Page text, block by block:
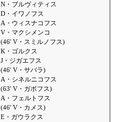
N・ブルヴィティス
D・イワノフス
A・ウィスナコフス
V・マクシメンコ
(46' V・スミルノフス)
K・ゴルクス
J・ジガエフス
(46' V・サバラ)
A・シネルニコフス
(63' V・ガボフス)
A・フェルトフス
(46' V・カメス)
E・ガウラクス